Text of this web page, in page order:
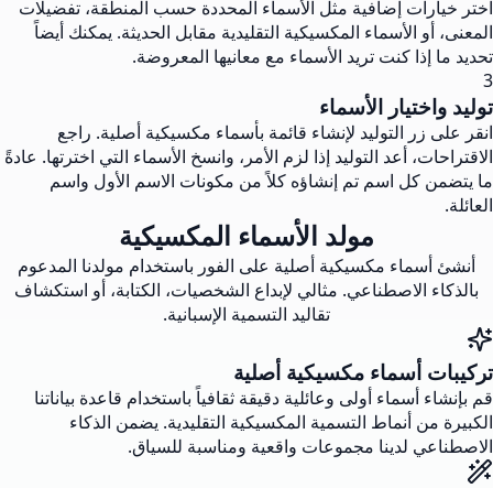
اختر خيارات إضافية مثل الأسماء المحددة حسب المنطقة، تفضيلات
المعنى، أو الأسماء المكسيكية التقليدية مقابل الحديثة. يمكنك أيضاً
تحديد ما إذا كنت تريد الأسماء مع معانيها المعروضة.
3
توليد واختيار الأسماء
انقر على زر التوليد لإنشاء قائمة بأسماء مكسيكية أصلية. راجع
الاقتراحات، أعد التوليد إذا لزم الأمر، وانسخ الأسماء التي اخترتها. عادةً
ما يتضمن كل اسم تم إنشاؤه كلاً من مكونات الاسم الأول واسم
العائلة.
مولد الأسماء المكسيكية
أنشئ أسماء مكسيكية أصلية على الفور باستخدام مولدنا المدعوم
بالذكاء الاصطناعي. مثالي لإبداع الشخصيات، الكتابة، أو استكشاف
تقاليد التسمية الإسبانية.
تركيبات أسماء مكسيكية أصلية
قم بإنشاء أسماء أولى وعائلية دقيقة ثقافياً باستخدام قاعدة بياناتنا
الكبيرة من أنماط التسمية المكسيكية التقليدية. يضمن الذكاء
الاصطناعي لدينا مجموعات واقعية ومناسبة للسياق.